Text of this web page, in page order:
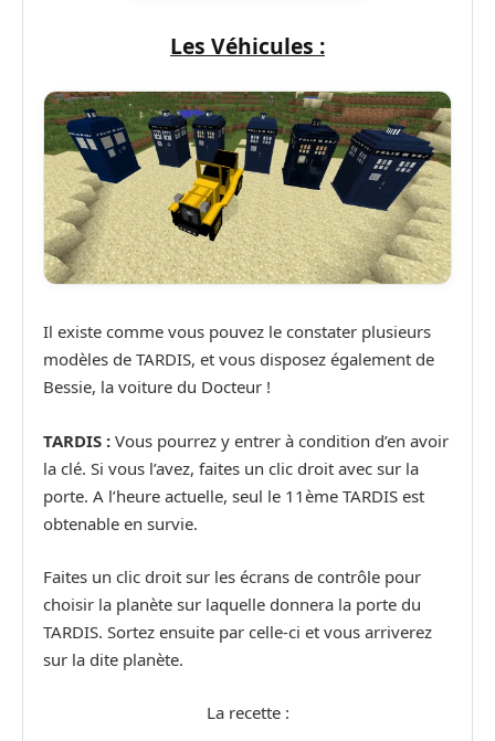
Les Véhicules :
Il existe comme vous pouvez le constater plusieurs
modèles de TARDIS, et vous disposez également de
Bessie, la voiture du Docteur !
TARDIS : Vous pourrez y entrer à condition d’en avoir
la clé. Si vous l’avez, faites un clic droit avec sur la
porte. A l’heure actuelle, seul le 11ème TARDIS est
obtenable en survie.
Faites un clic droit sur les écrans de contrôle pour
choisir la planète sur laquelle donnera la porte du
TARDIS. Sortez ensuite par celle-ci et vous arriverez
sur la dite planète.
La recette :